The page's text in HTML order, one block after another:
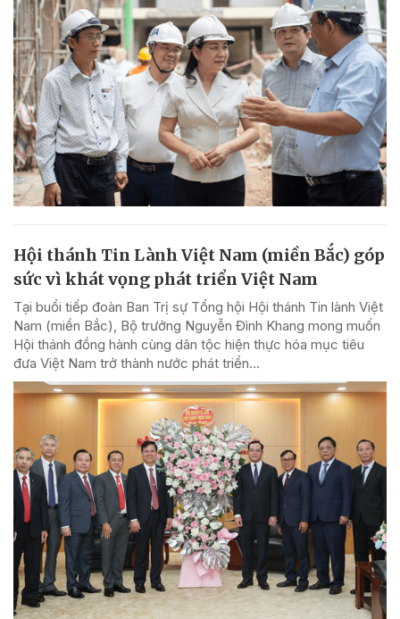
Hội thánh Tin Lành Việt Nam (miền Bắc) góp
sức vì khát vọng phát triển Việt Nam
Tại buổi tiếp đoàn Ban Trị sự Tổng hội Hội thánh Tin lành Việt
Nam (miền Bắc), Bộ trưởng Nguyễn Đình Khang mong muốn
Hội thánh đồng hành cùng dân tộc hiện thực hóa mục tiêu
đưa Việt Nam trở thành nước phát triển...